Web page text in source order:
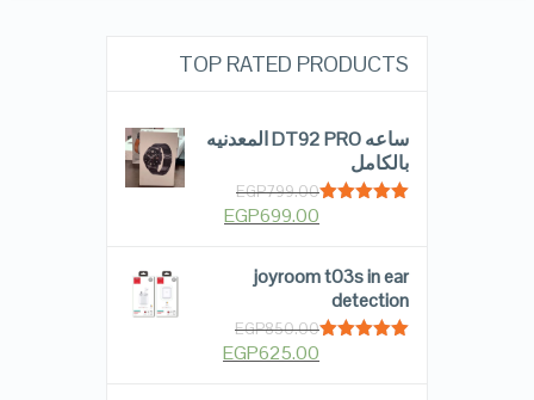
TOP RATED PRODUCTS
ساعه DT92 PRO المعدنيه
بالكامل
EGP799.00
EGP699.00
joyroom t03s in ear
detection
EGP850.00
EGP625.00